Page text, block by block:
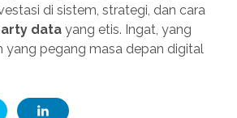
di sistem, strategi, dan cara
datayang etis. Ingat, yang
yang pegang masa depan digital